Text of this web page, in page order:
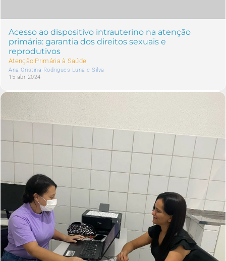
Acesso ao dispositivo intrauterino na atenção
primária: garantia dos direitos sexuais e
reprodutivos
Atenção Primária à Saúde
Ana Cristina Rodrigues Luna e Silva
15 abr 2024